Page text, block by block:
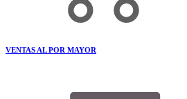
VENTAS AL POR MAYOR